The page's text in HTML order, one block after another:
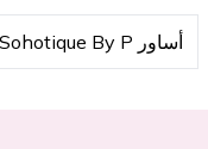
أساور Sohotique By P